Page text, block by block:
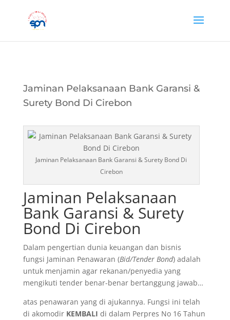
Jaminan Pelaksanaan Bank Garansi &
Surety Bond Di Cirebon
Jaminan Pelaksanaan Bank Garansi & Surety Bond Di
Cirebon
Jaminan Pelaksanaan
Bank Garansi & Surety
Bond Di Cirebon
Dalam pengertian dunia keuangan dan bisnis
fungsi Jaminan Penawaran (Bid/Tender Bond) adalah
untuk menjamin agar rekanan/penyedia yang
mengikuti tender benar-benar bertanggung jawab…
atas penawaran yang di ajukannya. Fungsi ini telah
di akomodir KEMBALI di dalam Perpres No 16 Tahun